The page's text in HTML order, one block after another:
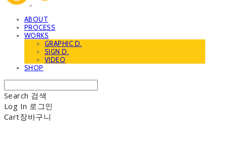
ABOUT
PROCESS
WORKS
GRAPHIC D.
SIGN D.
VIDEO
SHOP
Search 검색
Log In 로그인
Cart장바구니